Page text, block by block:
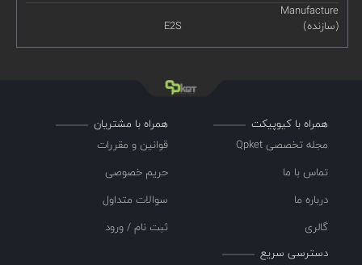
Manufacture
(سازنده)
E2S
همراه با کیوپیکت
مجله تخصصی Qpket
تماس با ما
درباره ما
گالری
همراه با مشتریان
قوانین و مقررات
حریم خصوصی
سوالات متداول
ثبت نام / ورود
دسترسی سریع